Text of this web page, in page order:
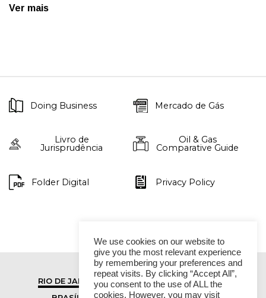
Ver mais
Doing Business Mercado de Gás
Livro de
Jurisprudência
Oil & Gas
Comparative Guide
Folder Digital Privacy Policy
RIO DE JANEIRO
SÃO PAULO
We use cookies on our website to
give you the most relevant experience
by remembering your preferences and
repeat visits. By clicking “Accept All”,
you consent to the use of ALL the
cookies. However, you may visit